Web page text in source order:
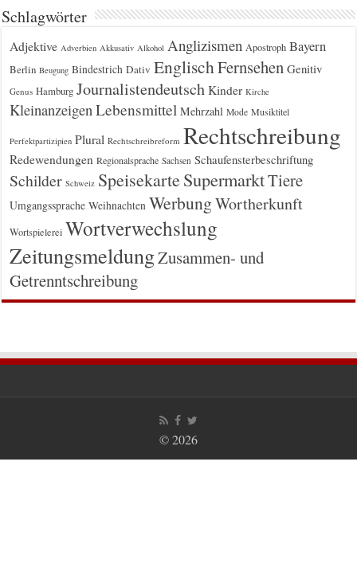
Schlagwörter
Adjektive Adverbien Akkusativ Alkohol Anglizismen Apostroph Bayern
Berlin Beugung Bindestrich Dativ EnglischFernsehen Genitiv
Genus Hamburg Journalistendeutsch Kinder Kirche
Kleinanzeigen Lebensmittel Mehrzahl Mode Musiktitel
Perfektpartizipien Plural Rechtschreibreform Rechtschreibung
Redewendungen Regionalsprache Sachsen Schaufensterbeschriftung
Schilder Schweiz Speisekarte SupermarktTiere
Umgangssprache Weihnachten WerbungWortherkunft
Wortspielerei Wortverwechslung
ZeitungsmeldungZusammen- und
Getrenntschreibung
© 2026